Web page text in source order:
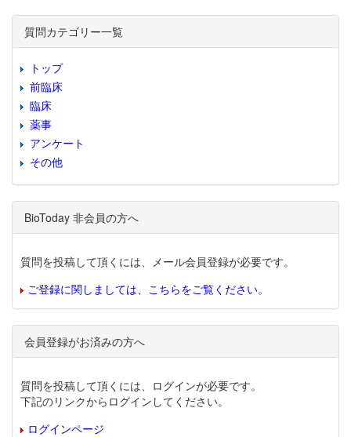
質問カテゴリー一覧
トップ
前臨床
臨床
薬事
アンケート
その他
BioToday 非会員の方へ
質問を投稿して頂くには、メール会員登録が必要です。
ご登録に関しましては、こちらをご覧ください。
会員登録がお済みの方へ
質問を投稿して頂くには、ログインが必要です。
下記のリンクからログインしてください。
ログインページ